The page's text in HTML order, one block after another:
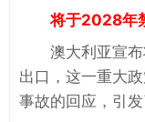
将于2028年
澳大利亚宣
出口，这一重大
事故的回应，引